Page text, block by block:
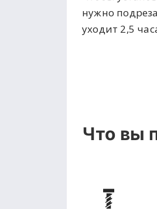
нужно
уходит 2,5
Что вы